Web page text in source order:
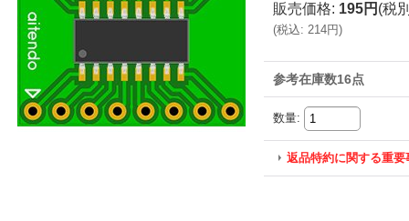
販売価格: 195円 (税
(税込: 214円)
参考在庫数16点
数量:
返品特約に関する重要